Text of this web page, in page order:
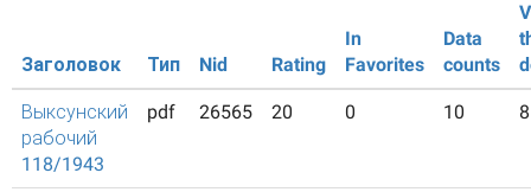
Заголовок Тип Nid Rating
In
Favorites
Data
counts
Выксунский
рабочий
118/1943
pdf 26565 20 0 10 8